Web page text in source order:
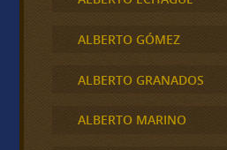
ALBERTO GÓMEZ
ALBERTO GRANADOS
ALBERTO MARINO